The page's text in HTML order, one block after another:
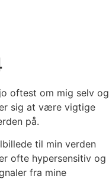
oftest om mig selv og
sig at være vigtige
på.
til min verden
ofte hypersensitiv og
fra mine